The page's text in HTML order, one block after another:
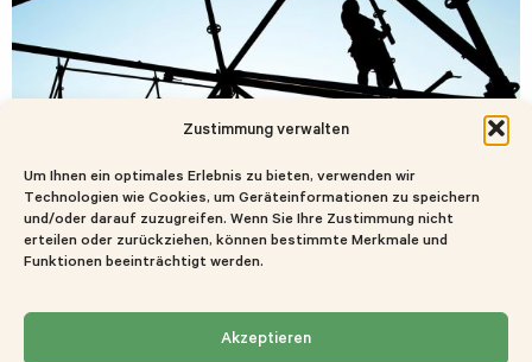
Zustimmung verwalten
Um Ihnen ein optimales Erlebnis zu bieten, verwenden wir
Technologien wie Cookies, um Geräteinformationen zu speichern
und/oder darauf zuzugreifen. Wenn Sie Ihre Zustimmung nicht
erteilen oder zurückziehen, können bestimmte Merkmale und
Funktionen beeinträchtigt werden.
Akzeptieren
Ausschreibungen